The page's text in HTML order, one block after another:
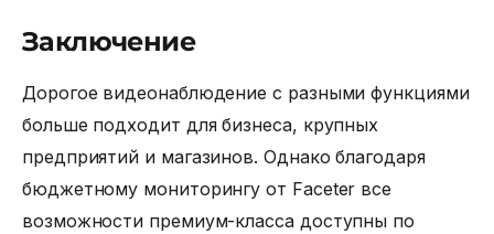
Заключение
Дорогое видеонаблюдение с разными функциями
больше подходит для бизнеса, крупных
предприятий и магазинов. Однако благодаря
бюджетному мониторингу от Faceter все
возможности премиум-класса доступны по